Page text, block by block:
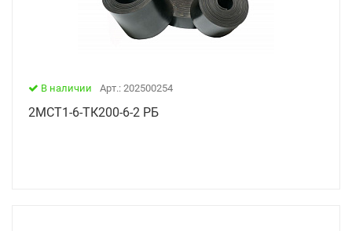
В наличии Арт.: 202500254
2МСТ1-6-ТК200-6-2 РБ